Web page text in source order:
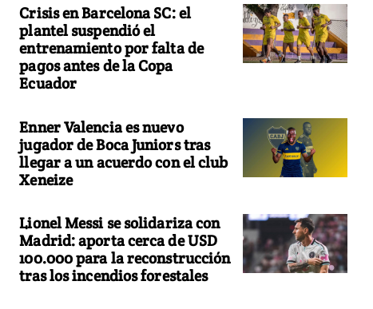
Crisis en Barcelona SC: el
plantel suspendió el
entrenamiento por falta de
pagos antes de la Copa
Ecuador
Enner Valencia es nuevo
jugador de Boca Juniors tras
llegar a un acuerdo con el club
Xeneize
Lionel Messi se solidariza con
Madrid: aporta cerca de USD
100.000 para la reconstrucción
tras los incendios forestales